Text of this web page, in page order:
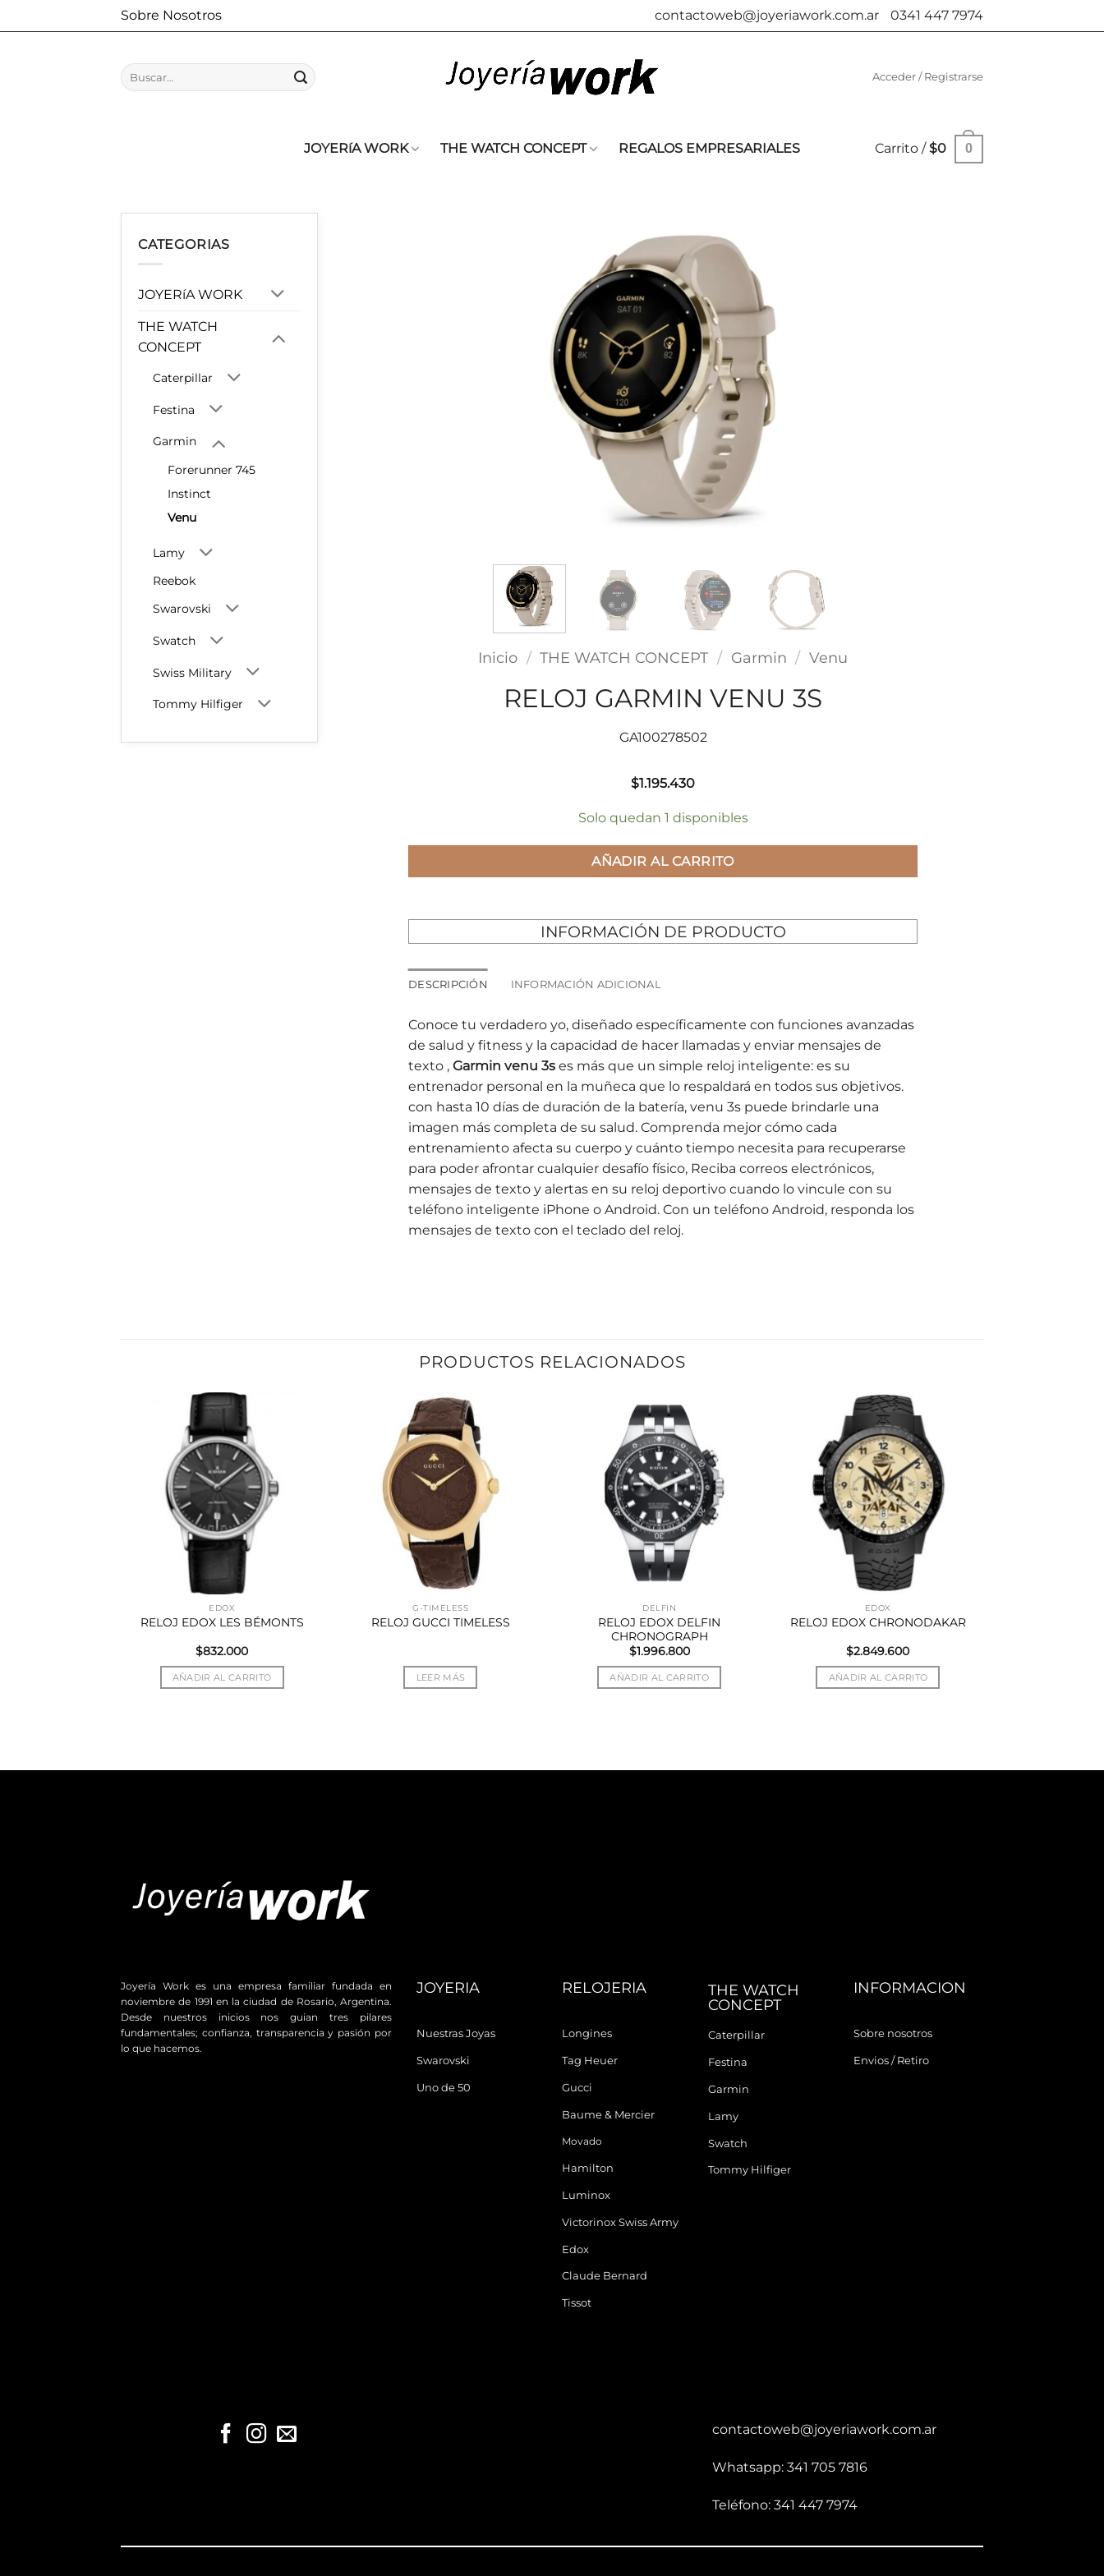
al
Sobre Nosotros contactoweb@joyeriawork.com.ar 0341 447 7974
Buscar
por:
Acceder / Registrarse
JOYERíA WORK THE WATCH CONCEPT REGALOS EMPRESARIALES Carrito /$0 0
CATEGORIAS
JOYERíA WORK
THE WATCH
CONCEPT
Caterpillar
Festina
Garmin
Forerunner 745
Instinct
Venu
Lamy
Reebok
Swarovski
Swatch
Swiss Military
Tommy Hilfiger
Inicio / THE WATCH CONCEPT / Garmin / Venu
RELOJ GARMIN VENU 3S
GA100278502
$1.195.430
Solo quedan 1 disponibles
AÑADIR AL CARRITO
INFORMACIÓN DE PRODUCTO
DESCRIPCIÓN INFORMACIÓN ADICIONAL
Conoce tu verdadero yo, diseñado específicamente con funciones avanzadas
de salud y fitness y la capacidad de hacer llamadas y enviar mensajes de
texto , Garmin venu 3s es más que un simple reloj inteligente: es su
entrenador personal en la muñeca que lo respaldará en todos sus objetivos.
con hasta 10 días de duración de la batería, venu 3s puede brindarle una
imagen más completa de su salud. Comprenda mejor cómo cada
entrenamiento afecta su cuerpo y cuánto tiempo necesita para recuperarse
para poder afrontar cualquier desafío físico, Reciba correos electrónicos,
mensajes de texto y alertas en su reloj deportivo cuando lo vincule con su
teléfono inteligente iPhone o Android. Con un teléfono Android, responda los
mensajes de texto con el teclado del reloj.
PRODUCTOS RELACIONADOS
EDOX
RELOJ EDOX LES BÉMONTS
$832.000
AÑADIR AL CARRITO
G-TIMELESS
RELOJ GUCCI TIMELESS
LEER MÁS
DELFIN
RELOJ EDOX DELFIN
CHRONOGRAPH
$1.996.800
AÑADIR AL CARRITO
EDOX
RELOJ EDOX CHRONODAKAR
$2.849.600
AÑADIR AL CARRITO
Joyería Work es una empresa familiar fundada en
noviembre de 1991 en la ciudad de Rosario, Argentina.
Desde nuestros inicios nos guian tres pilares
fundamentales; confianza, transparencia y pasión por
lo que hacemos.
JOYERIA
Nuestras Joyas
Swarovski
Uno de 50
RELOJERIA
Longines
Tag Heuer
Gucci
Baume & Mercier
Movado
Hamilton
Luminox
Victorinox Swiss Army
Edox
Claude Bernard
Tissot
THE WATCH
CONCEPT
Caterpillar
Festina
Garmin
Lamy
Swatch
Tommy Hilfiger
INFORMACION
Sobre nosotros
Envios / Retiro
contactoweb@joyeriawork.com.ar
Whatsapp: 341 705 7816
Teléfono: 341 447 7974